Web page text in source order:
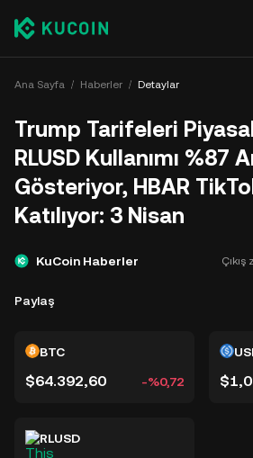
Ana Sayfa Haberler Detaylar
Trump Tarifeleri
RLUSD Kullanımı %87
Gösteriyor, HBAR
Katılıyor: 3 Nisan
KuCoin Haberler Çıkış
Paylaş
BTC
$64.392,60 -%0,72
RLUSD